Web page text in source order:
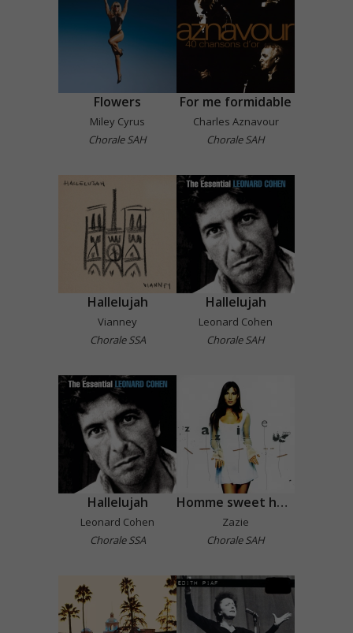
Flowers
Miley Cyrus
Chorale SAH
For me formidable
Charles Aznavour
Chorale SAH
Hallelujah
Vianney
Chorale SSA
Hallelujah
Leonard Cohen
Chorale SAH
Hallelujah
Leonard Cohen
Chorale SSA
Homme sweet homme
Zazie
Chorale SAH